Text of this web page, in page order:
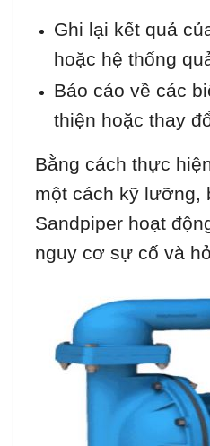
Ghi lại kết quả
hoặc hệ thống
Báo cáo về các
thiện hoặc thay
Bằng cách thực
một cách kỹ lưỡng,
Sandpiper hoạt
nguy cơ sự cố và